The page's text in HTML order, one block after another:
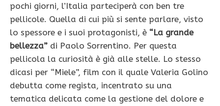
pochi giorni, l’Italia parteciperà con ben tre
pellicole. Quella di cui più si sente parlare, visto
lo spessore e i suoi protagonisti, è “La grande
bellezza” di Paolo Sorrentino. Per questa
pellicola la curiosità è già alle stelle. Lo stesso
dicasi per “Miele”, film con il quale Valeria Golino
debutta come regista, incentrato su una
tematica delicata come la gestione del dolore e